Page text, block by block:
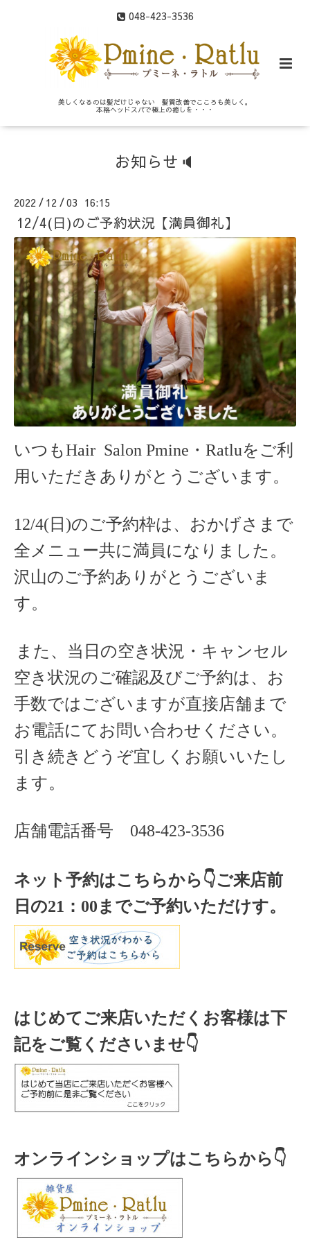
048-423-3536
美しくなるのは髪だけじゃない 髪質改善でこころも美しく。
本格ヘッドスパで極上の癒しを・・・
お知らせ🔈
2022 / 12 /03 16:15
12/4(日)のご予約状況【満員御礼】
いつもHair Salon Pmine・Ratluをご利
用いただきありがとうございます。
12/4(日)のご予約枠は、おかげさまで
全メニュー共に満員になりました。
沢山のご予約ありがとうございま
す。
また、当日の空き状況・キャンセル
空き状況のご確認及びご予約は、お
手数ではございますが直接店舗まで
お電話にてお問い合わせください。
引き続きどうぞ宜しくお願いいたし
ます。
店舗電話番号 048-423-3536
ネット予約はこちらから👇ご来店前
日の21 ： 00までご予約いただけす。
はじめてご来店いただくお客様は下
記をご覧くださいませ👇
オンラインショップはこちらから👇